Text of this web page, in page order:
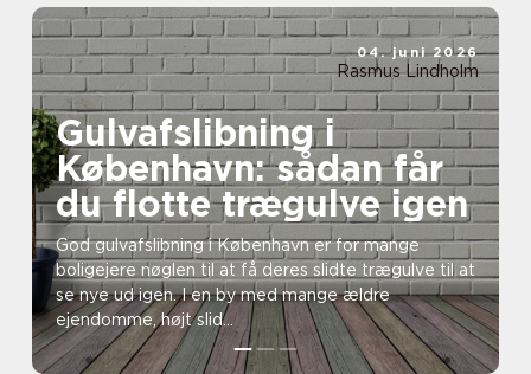
Gulvafslibning i
København: sådan får
du flotte trægulve igen
God gulvafslibning i København er for mange
boligejere nøglen til at få deres slidte trægulve til at
se nye ud igen. I en by med mange ældre
ejendomme, højt slid...
04. juni 2026
Rasmus Lindholm